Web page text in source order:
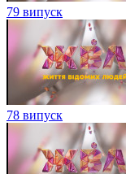
79 випуск
78 випуск